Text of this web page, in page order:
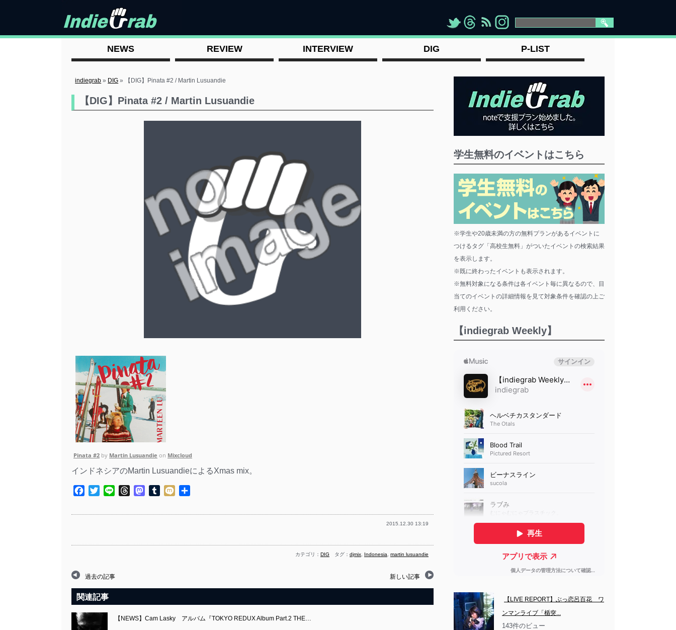
"> "> "> " >
NEWS REVIEW INTERVIEW DIG P-LIST
indiegrab » DIG » 【DIG】Pinata #2 / Martin Lusuandie
【DIG】Pinata #2 / Martin Lusuandie
Pinata #2 by Martin Lusuandie on Mixcloud
インドネシアのMartin LusuandieによるXmas mix。
Facebook
TwitterLine ThreadsMastodon
TumblrMixi
2015.12.30 13:19
カテゴリ： DIG タグ： djmix Indonesia martin lusuandie
過去の記事 新しい記事
関連記事
【NEWS】Cam Lasky アルバム『TOKYO REDUX Album Part.2 THE…
学生無料のイベントはこちら
※学生や20歳未満の方の無料プランがあるイベントに
つけるタグ「高校生無料」がついたイベントの検索結果
を表示します。
※既に終わったイベントも表示されます。
※無料対象になる条件は各イベント毎に異なるので、目
当てのイベントの詳細情報を見て対象条件を確認の上ご
利用ください。
【indiegrab Weekly】
【LIVE REPORT】ぶっ恋呂百花　ワ
ンマンライブ「楯突...
143件のビュー